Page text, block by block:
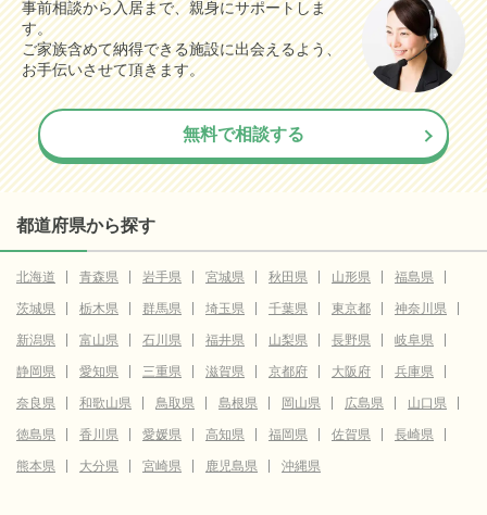
事前相談から入居まで、親身にサポートしま
す。
ご家族含めて納得できる施設に出会えるよう、
お手伝いさせて頂きます。
無料で相談する
都道府県から探す
北海道 青森県 岩手県 宮城県 秋田県 山形県
福島県
茨城県
栃木県 群馬県 埼玉県 千葉県 東京都
神奈川県
新潟県
富山県 石川県 福井県 山梨県 長野県
岐阜県
静岡県
愛知県 三重県 滋賀県 京都府 大阪府
兵庫県
奈良県
和歌山県 鳥取県 島根県 岡山県 広島県
山口県
徳島県
香川県 愛媛県 高知県 福岡県 佐賀県
長崎県
熊本県
大分県 宮崎県 鹿児島県 沖縄県